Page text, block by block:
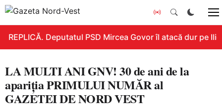
REPLICĂ. Deputatul PSD Mircea Govor îl atacă dur pe
LA MULTI ANI GNV! 30 de ani de la
apariția PRIMULUI NUMĂR al
GAZETEI DE NORD VEST